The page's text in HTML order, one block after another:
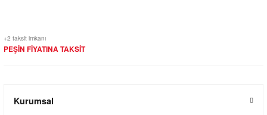
+2 taksit imkanı
PEŞİN FİYATINA TAKSİT
Kurumsal